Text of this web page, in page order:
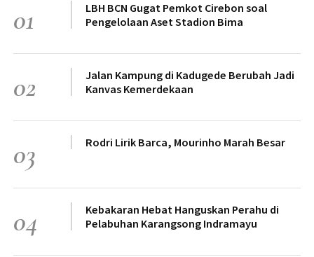
01
LBH BCN Gugat Pemkot Cirebon soal
Pengelolaan Aset Stadion Bima
02
Jalan Kampung di Kadugede Berubah Jadi
Kanvas Kemerdekaan
03 Rodri Lirik Barca, Mourinho Marah Besar
04
Kebakaran Hebat Hanguskan Perahu di
Pelabuhan Karangsong Indramayu